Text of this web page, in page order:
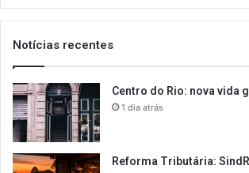
email
Notícias recentes
Centro do Rio: nova vida
1 dia atrás
Reforma Tributária: